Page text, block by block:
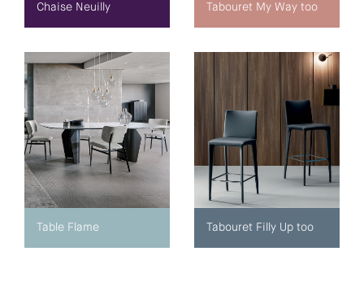
Chaise Neuilly Tabouret My Way too
Table Flame Tabouret Filly Up too